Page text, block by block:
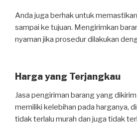
Anda juga berhak untuk
sampai ke tujuan. Mengirimkan
nyaman jika prosedur dilakukan
Harga yang Terjangkau
Jasa pengiriman barang yang
memiliki kelebihan pada harganya,
tidak terlalu murah dan juga tidak